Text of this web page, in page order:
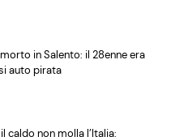
in Salento: il 28enne era
auto pirata
caldo non molla l’Italia: